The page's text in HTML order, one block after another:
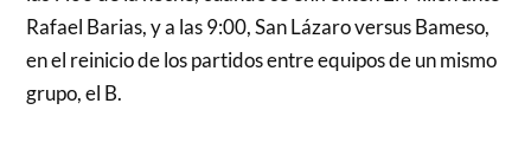
Rafael Barias, y a las 9:00, San Lázaro versus Bameso,
en el reinicio de los partidos entre equipos de un mismo
grupo, el B.